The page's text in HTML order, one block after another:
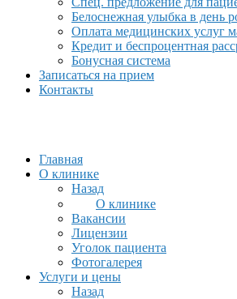
Белоснежная улыбка в день
Оплата медицинских услуг
Кредит и беспроцентная
Бонусная система
Записаться на прием
Контакты
Главная
О клинике
Назад
О клинике
Вакансии
Лицензии
Уголок пациента
Фотогалерея
Услуги и цены
Назад